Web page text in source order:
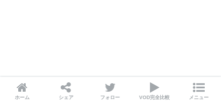
SHARE
ホーム シェア フォロー VOD完全比較 メニュー